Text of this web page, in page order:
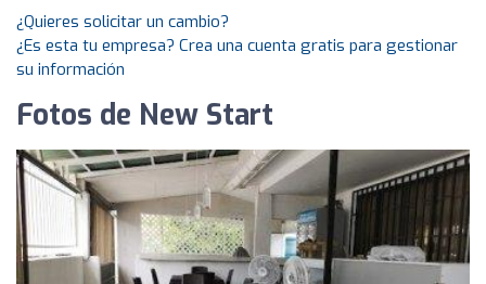
¿Quieres solicitar un cambio?
¿Es esta tu empresa? Crea una cuenta gratis para gestionar
su información
Fotos de New Start